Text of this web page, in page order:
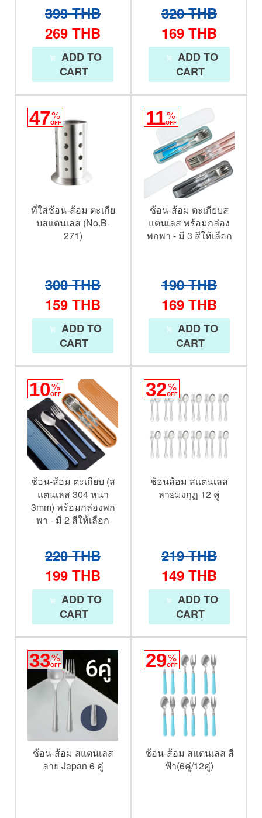
399 THB
269 THB
ADD TO
CART
320 THB
169 THB
ADD TO
CART
47%
OFF
ที่ใส่ช้อน-ส้อม ตะเกีย
บสแตนเลส (No.B-
271)
300 THB
159 THB
ADD TO
CART
11 %
OFF
ช้อน-ส้อม ตะเกียบส
แตนเลส พร้อมกล่อง
พกพา - มี 3 สีให้เลือก
190 THB
169 THB
ADD TO
CART
10%
OFF
ช้อน-ส้อม ตะเกียบ (ส
แตนเลส 304 หนา
3mm) พร้อมกล่องพก
พา - มี 2 สีให้เลือก
220 THB
199 THB
ADD TO
CART
32%
OFF
ช้อนส้อม สแตนเลส
ลายมงกุฏ 12 คู่
219 THB
149 THB
ADD TO
CART
33%
OFF
ช้อน-ส้อม สแตนเลส
ลาย Japan 6 คู่
29%
OFF
ช้อน-ส้อม สแตนเลส สี
ฟ้า(6คู่/12คู่)